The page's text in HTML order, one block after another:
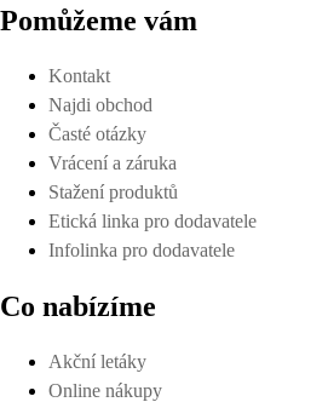
Pomůžeme vám
Kontakt
Najdi obchod
Časté otázky
Vrácení a záruka
Stažení produktů
Etická linka pro dodavatele
Infolinka pro dodavatele
Co nabízíme
Akční letáky
Online nákupy